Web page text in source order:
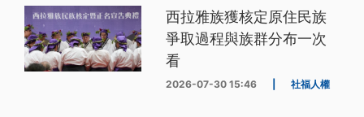
西拉雅族獲核定原住民族
爭取過程與族群分布一次
看
2026-07-30 15:46 社福人權